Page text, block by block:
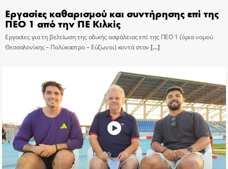
Εργασίες καθαρισμού και συντήρησης επί της
ΠΕΟ 1 από την ΠΕ Κιλκίς
Εργασίες για τη βελτίωση της οδικής ασφάλειας επί της ΠΕΟ 1 (όρια νομού
Θεσσαλονίκης – Πολύκαστρο – Εύζωνοι) κοντά στον […]